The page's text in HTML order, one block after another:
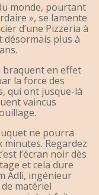
monde, pourtant
», se lamente
d’une Pizzeria à
désormais plus à
braquent en effet
la force des
qui ont jusque-là
vaincus
ne pourra
Regardez
l’écran noir dès
et cela dure
Adli, ingénieur
matériel